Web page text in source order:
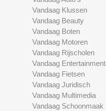
Vandaag Klussen
Vandaag Beauty
Vandaag Boten
Vandaag Motoren
Vandaag Rijscholen
Vandaag Entertainment
Vandaag Fietsen
Vandaag Juridisch
Vandaag Multimedia
Vandaag Schoonmaak